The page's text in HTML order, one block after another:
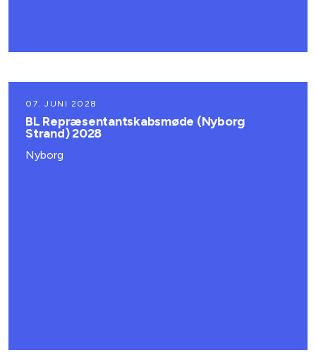
07. JUNI 2028
BL Repræsentantskabsmøde (Nyborg
Strand) 2028
Nyborg